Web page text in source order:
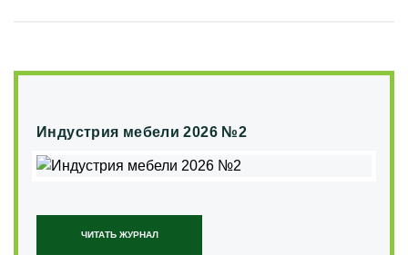
Индустрия мебели 2026 №2
ЧИТАТЬ ЖУРНАЛ